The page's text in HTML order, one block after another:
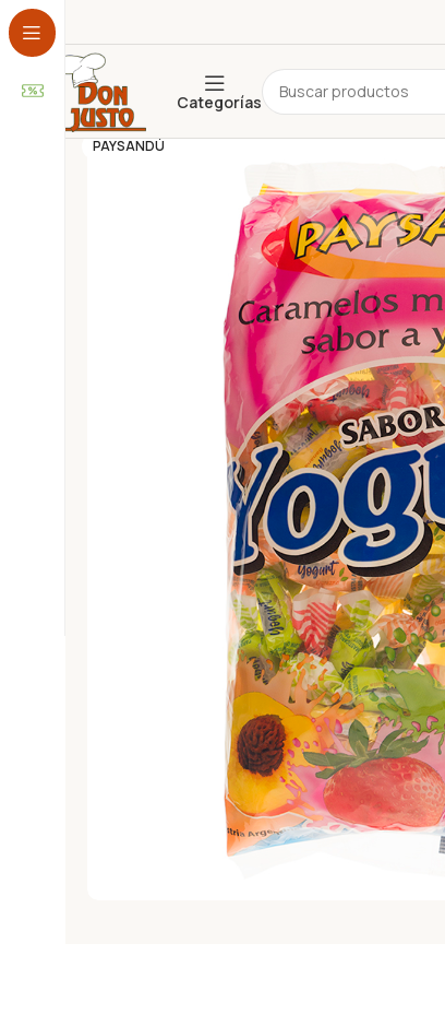
ADEREZOS
ALFAJORES
GALLETAS
Categorías
PAYSANDÚ